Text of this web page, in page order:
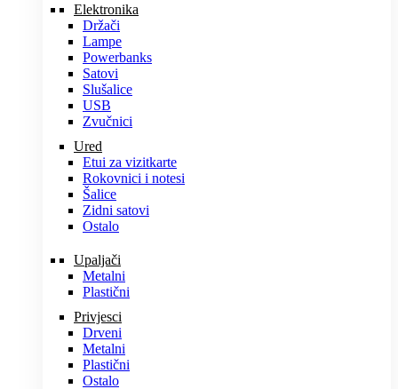
Elektronika
Držači
Lampe
Powerbanks
Satovi
Slušalice
USB
Zvučnici
Ured
Etui za vizitkarte
Rokovnici i notesi
Šalice
Zidni satovi
Ostalo
Upaljači
Metalni
Plastični
Privjesci
Drveni
Metalni
Plastični
Ostalo